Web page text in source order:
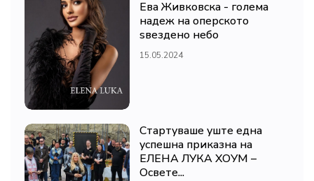
Ева Живковска - голема
надеж на оперското
ѕвездено небо
15.05.2024
Стартуваше уште една
успешна приказна на
ЕЛЕНА ЛУКА ХОУМ –
Освете...